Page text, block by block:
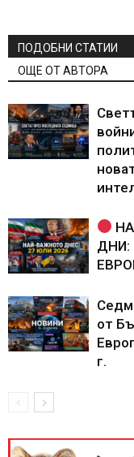
ПОДОБНИ СТАТИИ
ОЩЕ ОТ АВТОРА
ДНИ:
от
г.